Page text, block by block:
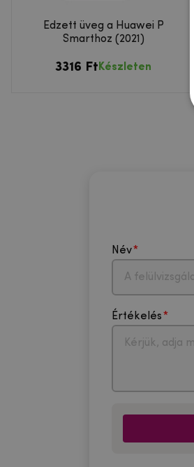
Edzett üveg a Huawei P
Smarthoz (2021)
3316 Ft Készleten
Név
Értékelés